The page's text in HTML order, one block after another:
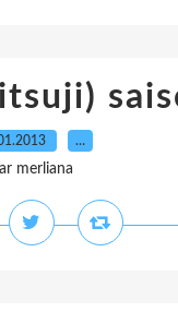
…
merliana